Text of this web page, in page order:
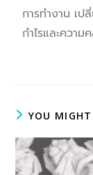
การทำงาน เป
กำไรและควา
YOU